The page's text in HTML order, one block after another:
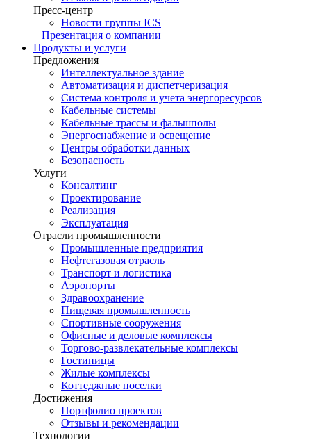
Пресс-центр
Новости группы ICS
Презентация о компании
Продукты и услуги
Предложения
Интеллектуальное здание
Автоматизация и диспетчеризация
Система контроля и учета энергоресурсов
Кабельные системы
Кабельные трассы и фальшполы
Энергоснабжение и освещение
Центры обработки данных
Безопасность
Услуги
Консалтинг
Проектирование
Реализация
Эксплуатация
Отрасли промышленности
Промышленные предприятия
Нефтегазовая отрасль
Транспорт и логистика
Аэропорты
Здравоохранение
Пищевая промышленность
Спортивные сооружения
Офисные и деловые комплексы
Торгово-развлекательные комплексы
Гостиницы
Жилые комплексы
Коттеджные поселки
Достижения
Портфолио проектов
Отзывы и рекомендации
Технологии